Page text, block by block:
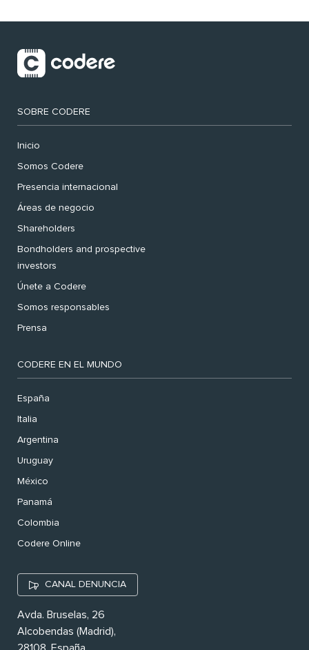
SOBRE CODERE
Inicio
Somos Codere
Presencia internacional
Áreas de negocio
Shareholders
Bondholders and prospective
investors
Únete a Codere
Somos responsables
Prensa
CODERE EN EL MUNDO
España
Italia
Argentina
Uruguay
México
Panamá
Colombia
Codere Online
CANAL DENUNCIA
Avda. Bruselas, 26
Alcobendas (Madrid),
28108. España